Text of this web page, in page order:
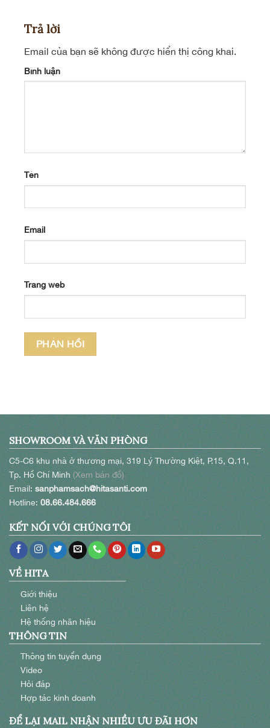
Trả lời
Email của bạn sẽ không được hiển thị công khai.
Bình luận
Tên
Email
Trang web
SHOWROOM VÀ VĂN PHÒNG
C5-C6 khu nhà ở thương mại, 319 Lý Thường Kiệt, P.15, Q.11,
Tp. Hồ Chí Minh(Xem bản đồ)
Email:sanphamsach@hitasanti.com
Hotline:08.66.484.666
KẾT NỐI VỚI CHÚNG TÔI
VỀ HITA
Giới thiệu
Liên hệ
Hệ thống nhãn hiệu
THÔNG TIN
Thông tin tuyển dụng
Video
Hỏi đáp
Hợp tác kinh doanh
ĐỂ LẠI MAIL NHẬN NHIỀU ƯU ĐÃI HƠN